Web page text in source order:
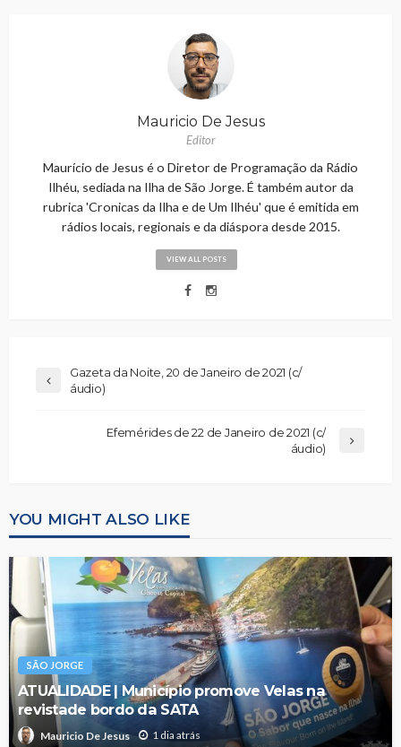
Mauricio De Jesus
Editor
Maurício de Jesus é o Diretor de Programação da Rádio
Ilhéu, sediada na Ilha de São Jorge. É também autor da
rubrica 'Cronicas da Ilha e de Um Ilhéu' que é emitida em
rádios locais, regionais e da diáspora desde 2015.
VIEW ALL POSTS
Gazeta da Noite, 20 de Janeiro de 2021 (c/
áudio)
Efemérides de 22 de Janeiro de 2021 (c/
áudio)
YOU MIGHT ALSO LIKE
SÃO JORGE
ATUALIDADE | Município promove Velas na
revistade bordo da SATA
Mauricio De Jesus 1 dia atrás